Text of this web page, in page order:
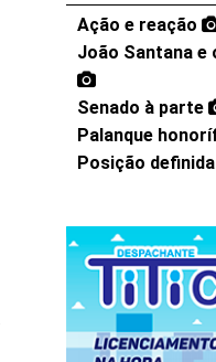
Ação e reação
João Santana e
Senado à parte
Palanque
Posição definida